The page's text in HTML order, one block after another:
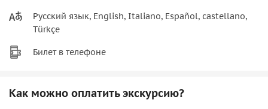
Русский язык, English, Italiano, Español, castellano,
Türkçe
Билет в телефоне
Как можно оплатить экскурсию?